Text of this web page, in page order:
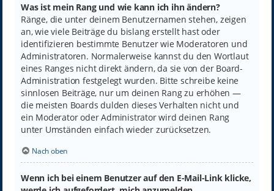
Was ist mein Rang und wie kann ich ihn ändern?
Ränge, die unter deinem Benutzernamen stehen, zeigen
an, wie viele Beiträge du bislang erstellt hast oder
identifizieren bestimmte Benutzer wie Moderatoren und
Administratoren. Normalerweise kannst du den Wortlaut
eines Ranges nicht direkt ändern, da sie von der Board-
Administration festgelegt wurden. Bitte schreibe keine
sinnlosen Beiträge, nur um deinen Rang zu erhöhen —
die meisten Boards dulden dieses Verhalten nicht und
ein Moderator oder Administrator wird deinen Rang
unter Umständen einfach wieder zurücksetzen.
Nach oben
Wenn ich bei einem Benutzer auf den E-Mail-Link klicke,